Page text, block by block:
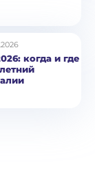
когда и где